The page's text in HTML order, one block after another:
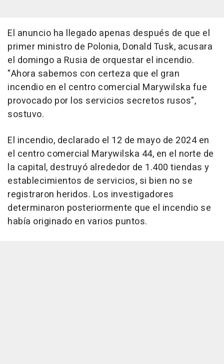
El anuncio ha llegado apenas después de que el
primer ministro de Polonia, Donald Tusk, acusara
el domingo a Rusia de orquestar el incendio.
"Ahora sabemos con certeza que el gran
incendio en el centro comercial Marywilska fue
provocado por los servicios secretos rusos",
sostuvo.
El incendio, declarado el 12 de mayo de 2024 en
el centro comercial Marywilska 44, en el norte de
la capital, destruyó alrededor de 1.400 tiendas y
establecimientos de servicios, si bien no se
registraron heridos. Los investigadores
determinaron posteriormente que el incendio se
había originado en varios puntos.